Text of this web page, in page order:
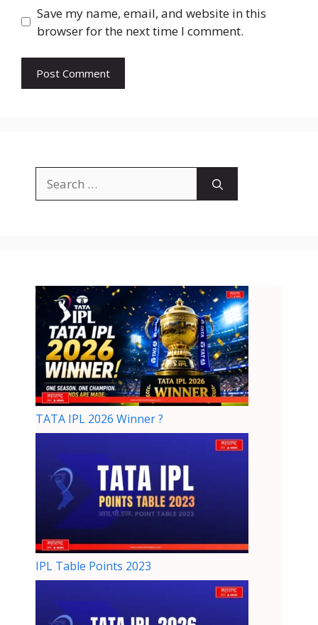
Save my name, email, and website in this
browser for the next time I comment.
TATA IPL 2026 Winner ?
IPL Table Points 2023